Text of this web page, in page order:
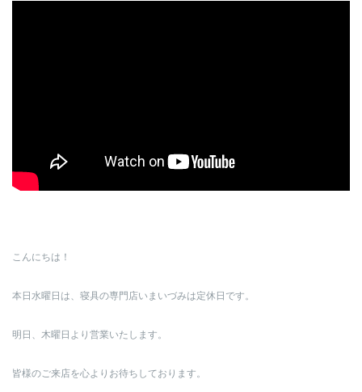
こんにちは！
本日水曜日は、寝具の専門店いまいづみは定休日です。
明日、木曜日より営業いたします。
皆様のご来店を心よりお待ちしております。